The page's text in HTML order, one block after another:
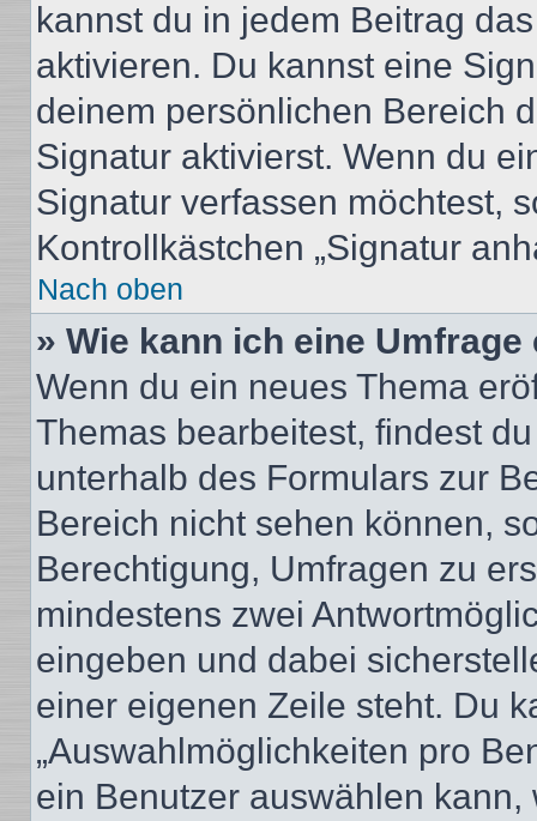
kannst du in jedem Beitrag
aktivieren. Du kannst eine
deinem persönlichen Bereich
Signatur aktivierst. Wenn du
Signatur verfassen möchtest,
Kontrollkästchen „Signatur
Nach oben
» Wie kann ich eine
Wenn du ein neues Thema
Themas bearbeitest, findest
unterhalb des Formulars zur
Bereich nicht sehen können,
Berechtigung, Umfragen zu
mindestens zwei
eingeben und dabei
einer eigenen Zeile steht. Du
„Auswahlmöglichkeiten pro
ein Benutzer auswählen